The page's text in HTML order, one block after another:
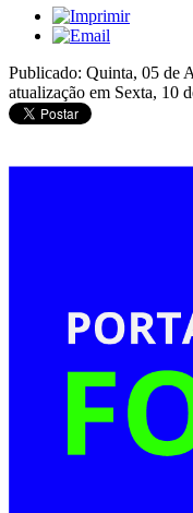
Publicado: Quinta, 05 de
atualização em Sexta, 10